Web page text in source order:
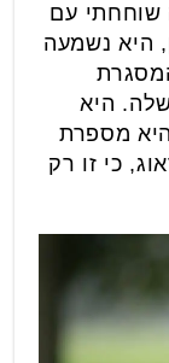
שוחחתי עם
היא נשמעה
שלה. היא
מספרת
כי זו רק